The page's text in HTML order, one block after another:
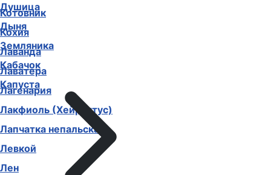
Котовник
Кохия
Лаванда
Лаватера
Лагенария
Лакфиоль (Хейрантус)
Лапчатка непальская
Левкой
Лен
Душица
Дыня
Земляника
Кабачок
Капуста